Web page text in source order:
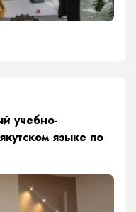
учебно-
языке по